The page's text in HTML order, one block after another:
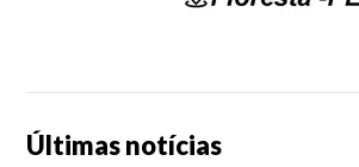
Últimas notícias